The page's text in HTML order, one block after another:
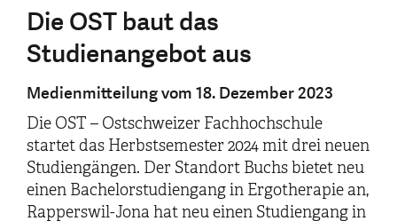
Die OST baut das
Studienangebot aus
Medienmitteilung vom 18. Dezember 2023
Die OST – Ostschweizer Fachhochschule
startet das Herbstsemester 2024 mit drei neuen
Studiengängen. Der Standort Buchs bietet neu
einen Bachelorstudiengang in Ergotherapie an,
Rapperswil-Jona hat neu einen Studiengang in